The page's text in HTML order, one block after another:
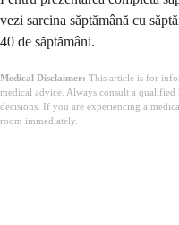
vezi sarcina săptămână cu
40 de săptămâni.
Medical Disclaimer: This article is for
medical advice. Always consult a
decisions. If you are experiencing a
room immediately.